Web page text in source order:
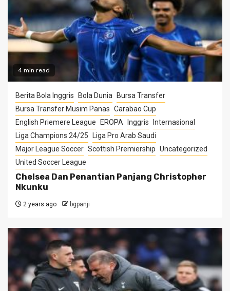
4 min read
Berita Bola Inggris Bola Dunia
Bursa Transfer
Bursa Transfer Musim Panas Carabao Cup
English Priemere League
EROPA Inggris
Internasional
Liga Champions 24/25
Liga Pro Arab Saudi
Major League Soccer Scottish Premiership Uncategorized
United Soccer League
Chelsea Dan Penantian Panjang Christopher
Nkunku
2 years ago bgpanji